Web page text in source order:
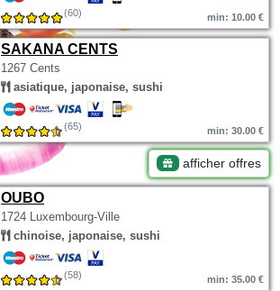
(60) min: 10.00 €
SAKANA CENTS
1267 Cents
asiatique, japonaise, sushi
(65) min: 30.00 €
afficher offres
OUBO
1724 Luxembourg-Ville
chinoise, japonaise, sushi
(58) min: 35.00 €